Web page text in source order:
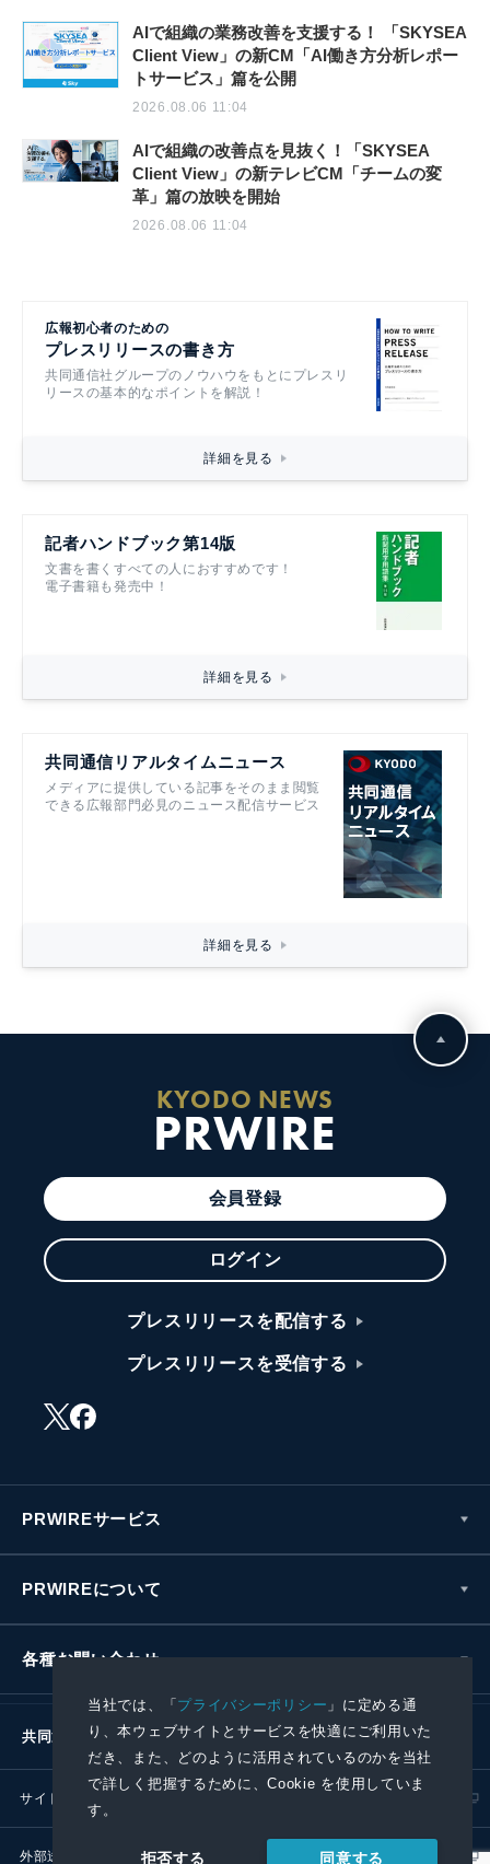
当社では、「プライバシーポリシー 」に定める通
り、本ウェブサイトとサービスを快適にご利用いた
だき、また、どのように活用されているのかを当社
で詳しく把握するために、Cookie を使用していま
す。
拒否する 同意する
AIで組織の業務改善を支援する！ 「SKYSEA
Client View」の新CM「AI働き方分析レポー
トサービス」篇を公開
2026.08.06 11:04
AIで組織の改善点を見抜く！「SKYSEA
Client View」の新テレビCM「チームの変
革」篇の放映を開始
2026.08.06 11:04
広報初心者のための
プレスリリースの書き方
共同通信社グループのノウハウをもとにプレスリ
リースの基本的なポイントを解説！
詳細を見る
記者ハンドブック第14版
文書を書くすべての人におすすめです！
電子書籍も発売中！
詳細を見る
共同通信リアルタイムニュース
メディアに提供している記事をそのまま閲覧
できる広報部門必見のニュース配信サービス
詳細を見る
KYODO NEWS
PRWIRE
会員登録
ログイン
プレスリリースを配信する
プレスリリースを受信する
PRWIREサービス
PRWIREについて
各種お問い合わせ
共同通信社グループ
サイトポリシー
外部送信ポリシー プレスリリース取扱基準